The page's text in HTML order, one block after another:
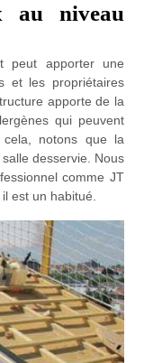
au niveau
peut apporter une
et les propriétaires
apporte de la
qui peuvent
notons que la
desservie. Nous
comme JT
est un habitué.